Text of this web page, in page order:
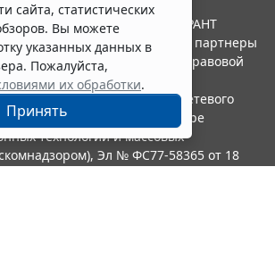
сайта, статистических
Вы можете
указанных данных в
Пожалуйста,
их обработки.
Принять
СЕРВИС", 2026. Система ГАРАНТ
года. Компания "Гарант" и ее партнеры
Российской ассоциации правовой
в качестве сетевого
службой по надзору в сфере
технологий и массовых
Эл № ФС77-58365 от 18